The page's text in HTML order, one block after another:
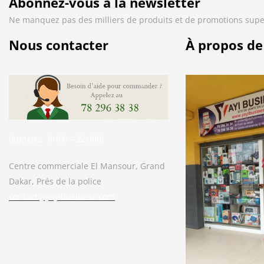
Ne manquez pas des milliers de produits et de promotions
Nous contacter
Centre commerciale El Mansour, Grand
Dakar, Prés de la police
À propos
Bonjour. En quoi puis-je vous aider ?